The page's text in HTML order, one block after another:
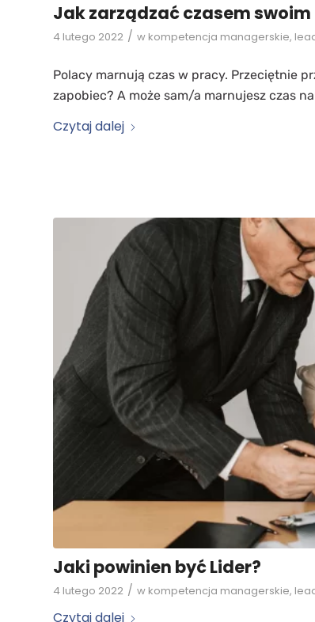
Jak zarządzać czasem
4 lutego 2022 / w kompetencja managerskie,
Polacy marnują czas w pracy. Przeciętnie
zapobiec? A może sam/a marnujesz czas
Czytaj dalej
Jaki powinien być Lider?
4 lutego 2022 / w kompetencja managerskie,
Czytaj dalej